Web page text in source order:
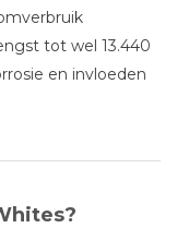
tot wel 13.440
en invloeden